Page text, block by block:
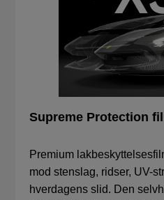
Supreme Protection
Premium
mod stenslag, ridser, UV-
hverdagens slid. Den